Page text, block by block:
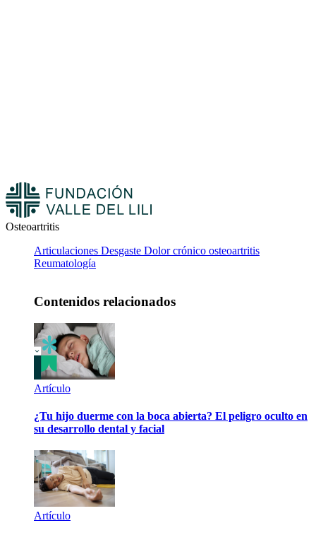
Osteoartritis
Articulaciones Desgaste Dolor crónico osteoartritis
Reumatología
Contenidos relacionados
Artículo
¿Tu hijo duerme con la boca abierta? El peligro oculto en
su desarrollo dental y facial
Artículo